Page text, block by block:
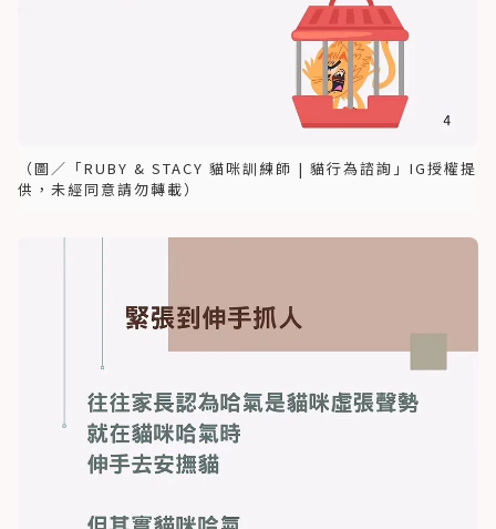
（圖／「RUBY & STACY 貓咪訓練師 | 貓行為諮詢」IG授權提
供，未經同意請勿轉載）